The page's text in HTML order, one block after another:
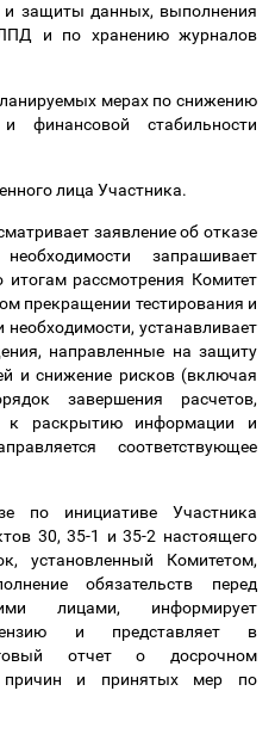
и защиты данных, выполнения
и по хранению журналов
мерах по снижению
финансовой стабильности
лица Участника.
заявление об отказе
запрашивает
итогам рассмотрения Комитет
прекращении тестирования и
устанавливает
направленные на защиту
и снижение рисков (включая
завершения расчетов,
к раскрытию информации и
соответствующее
по инициативе Участника
30, 35-1 и 35-2 настоящего
установленный Комитетом,
обязательств перед
лицами, информирует
и представляет в
отчет о досрочном
причин и принятых мер по